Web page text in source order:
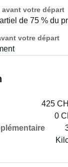
avant votre départ
de 75 % du
votre départ
425
0